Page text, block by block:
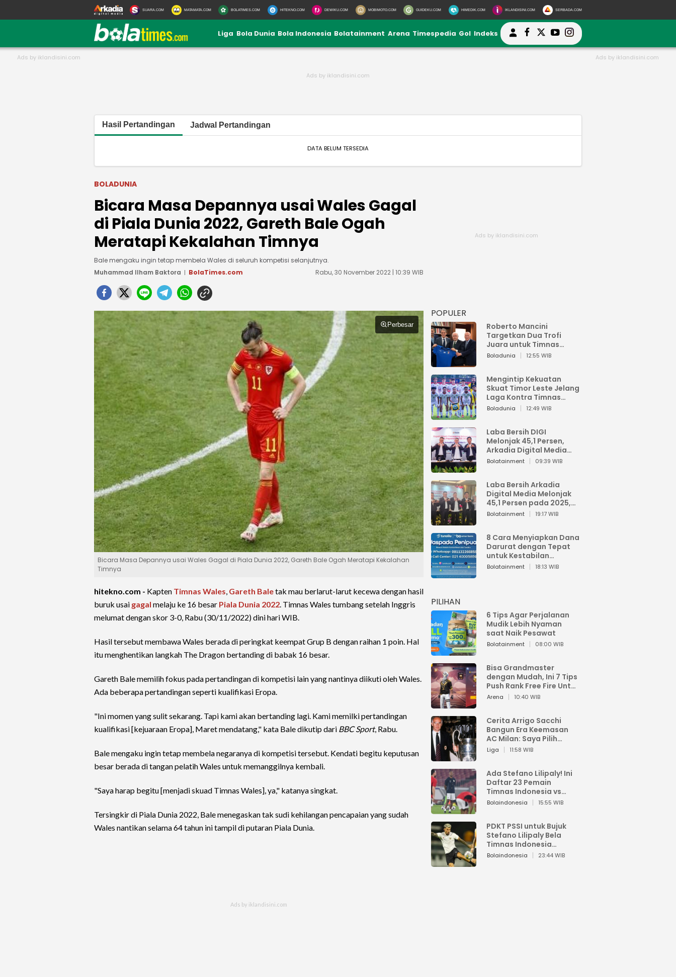
SUARA.COM MATAMATA.COM BOLATIMES.COM HITEKNO.COM DEWIKU.COM MOBIMOTO.COM GUIDEKU.COM HIMEDIK.COM IKLANDISINI.COM SERBADA.COM
Liga Bola Dunia Bola Indonesia Bolatainment Arena Timespedia Gol Indeks
Hasil Pertandingan Jadwal Pertandingan
DATA BELUM TERSEDIA
BOLADUNIA
Bicara Masa Depannya usai Wales Gagal
di Piala Dunia 2022, Gareth Bale Ogah
Meratapi Kekalahan Timnya
Bale mengaku ingin tetap membela Wales di seluruh kompetisi selanjutnya.
Muhammad Ilham Baktora
BolaTimes.com Rabu, 30 November 2022 | 10:39 WIB
Perbesar
Bicara Masa Depannya usai Wales Gagal di Piala Dunia 2022, Gareth Bale Ogah Meratapi Kekalahan
Timnya
hitekno.com - Kapten Timnas Wales, Gareth Baletak mau berlarut-larut kecewa dengan hasil
buruk usai gagal melaju ke 16 besar Piala Dunia 2022. Timnas Wales tumbang setelah Inggris
melumat dengan skor 3-0, Rabu (30/11/2022) dini hari WIB.
Hasil tersebut membawa Wales berada di peringkat keempat Grup B dengan raihan 1 poin. Hal
itu menghentikan langkah The Dragon bertanding di babak 16 besar.
Gareth Bale memilih fokus pada pertandingan di kompetisi lain yang nantinya diikuti oleh Wales.
Ada beberapa pertandingan seperti kualifikasi Eropa.
"Ini momen yang sulit sekarang. Tapi kami akan bertanding lagi. Kami memilki pertandingan
kualifikasi [kejuaraan Eropa], Maret mendatang," kata Bale dikutip dari BBC Sport, Rabu.
Bale mengaku ingin tetap membela negaranya di kompetisi tersebut. Kendati begitu keputusan
besar berada di tangan pelatih Wales untuk memanggilnya kembali.
"Saya harap begitu [menjadi skuad Timnas Wales], ya," katanya singkat.
Tersingkir di Piala Dunia 2022, Bale menegaskan tak sudi kehilangan pencapaian yang sudah
Wales nantikan selama 64 tahun ini tampil di putaran Piala Dunia.
POPULER
Roberto Mancini
Targetkan Dua Trofi
Juara untuk Timnas
Italia
Boladunia 12:55 WIB
Mengintip Kekuatan
Skuat Timor Leste Jelang
Laga Kontra Timnas
Indonesia di Piala AFF
Boladunia 12:49 WIB
Laba Bersih DIGI
Melonjak 45,1 Persen,
Arkadia Digital Media
Perkuat Bisnis AI dan
Bolatainment 09:39 WIB
Laba Bersih Arkadia
Digital Media Melonjak
45,1 Persen pada 2025,
Sentuh Rp1,76 Miliar
Bolatainment 19:17 WIB
8 Cara Menyiapkan Dana
Darurat dengan Tepat
untuk Kestabilan
Keuangan
Bolatainment 18:13 WIB
PILIHAN
6 Tips Agar Perjalanan
Mudik Lebih Nyaman
saat Naik Pesawat
Bolatainment 08:00 WIB
Bisa Grandmaster
dengan Mudah, Ini 7 Tips
Push Rank Free Fire Untuk
Pemula
Arena 10:40 WIB
Cerita Arrigo Sacchi
Bangun Era Keemasan
AC Milan: Saya Pilih
Pemain dari Isi Otaknya
Liga 11:58 WIB
Ada Stefano Lilipaly! Ini
Daftar 23 Pemain
Timnas Indonesia vs
China
Bolaindonesia 15:55 WIB
PDKT PSSI untuk Bujuk
Stefano Lilipaly Bela
Timnas Indonesia
Berakhir Berantakan
Bolaindonesia 23:44 WIB